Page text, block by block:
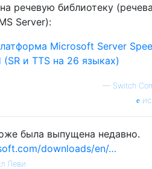
речевую библиотеку
Server):
Microsoft Server
(SR и TTS на 26 языках)
— Switch
была выпущена недавно.
downloads/en/…
Леви